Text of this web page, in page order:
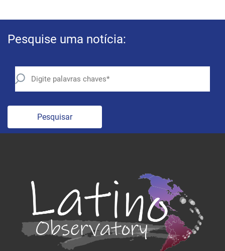
Pesquise uma notícia:
Pesquisar